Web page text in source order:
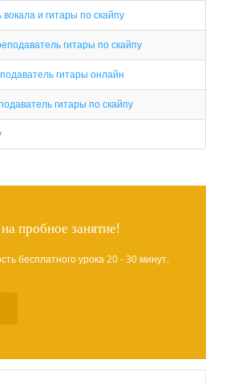
и гитары по скайпу
гитары по скайпу
гитары онлайн
гитары по скайпу
пробное занятие!
бесплатного урока 20 - 30 минут.